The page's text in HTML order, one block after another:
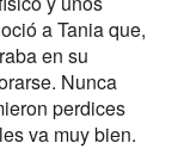
a Tania que,
en su
Nunca
perdices
va muy bien.